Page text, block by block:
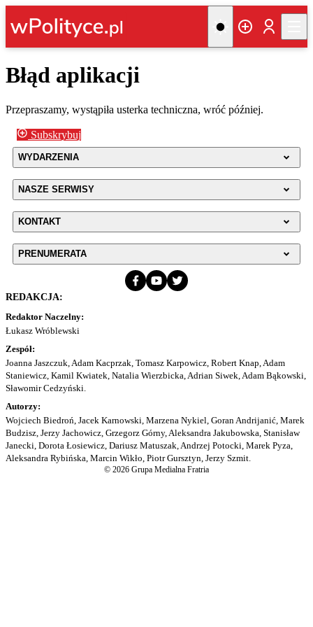
Błąd aplikacji
Przepraszamy, wystąpiła usterka techniczna, wróć później.
Subskrybuj
WYDARZENIA
NASZE SERWISY
KONTAKT
PRENUMERATA
REDAKCJA:
Redaktor Naczelny:
Łukasz Wróblewski
Zespół:
Joanna Jaszczuk, Adam Kacprzak, Tomasz Karpowicz, Robert Knap, Adam
Staniewicz, Kamil Kwiatek, Natalia Wierzbicka, Adrian Siwek, Adam Bąkowski,
Sławomir Cedzyński.
Autorzy:
Wojciech Biedroń, Jacek Karnowski, Marzena Nykiel, Goran Andrijanić, Marek
Budzisz, Jerzy Jachowicz, Grzegorz Górny, Aleksandra Jakubowska, Stanisław
Janecki, Dorota Łosiewicz, Dariusz Matuszak, Andrzej Potocki, Marek Pyza,
Aleksandra Rybińska, Marcin Wikło, Piotr Gursztyn, Jerzy Szmit.
© 2026 Grupa Medialna Fratria